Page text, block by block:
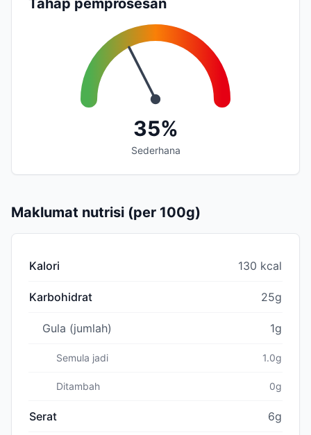
Tahap pemprosesan
35%
Sederhana
Maklumat nutrisi (per 100g)
Kalori 130 kcal
Karbohidrat 25g
Gula (jumlah) 1g
Semula jadi 1.0g
Ditambah 0g
Serat 6g